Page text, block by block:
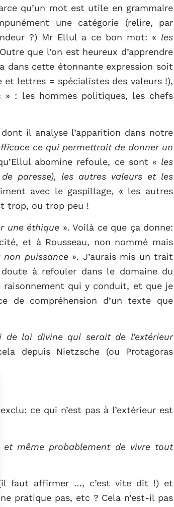
qu’un mot est utile en grammaire
une catégorie (relire, par
?) Mr Ellul a ce bon mot: « les
que l’on est heureux d’apprendre
dans cette étonnante expression soit
lettres = spécialistes des valeurs !),
: les hommes politiques, les chefs
il analyse l’apparition dans notre
ce qui permettrait de donner un
abomine refoule, ce sont « les
paresse), les autres valeurs et les
avec le gaspillage, « les autres
trop, ou trop peu !
une éthique ». Voilà ce que ça donne:
et à Rousseau, non nommé mais
puissance». J’aurais mis un trait
doute à refouler dans le domaine du
qui y conduit, et que je
de compréhension d’un texte que
loi divine qui serait de l’extérieur
depuis Nietzsche (ou Protagoras
ce qui n’est pas à l’extérieur est
et même probablement de vivre tout
(il faut affirmer …, c’est vite dit !) et
pratique pas, etc ? Cela n’est-il pas